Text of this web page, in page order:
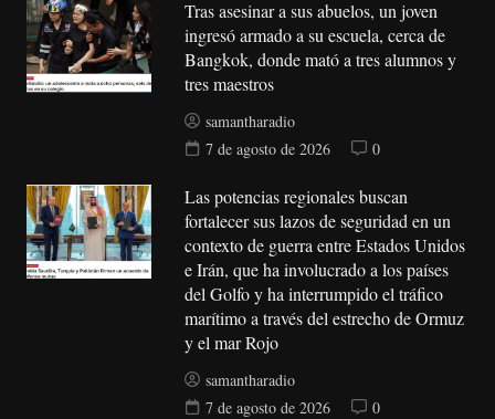
Tras asesinar a sus abuelos, un joven
ingresó armado a su escuela, cerca de
Bangkok, donde mató a tres alumnos y
tres maestros
samantharadio
7 de agosto de 2026
0
Las potencias regionales buscan
fortalecer sus lazos de seguridad en un
contexto de guerra entre Estados Unidos
e Irán, que ha involucrado a los países
del Golfo y ha interrumpido el tráfico
marítimo a través del estrecho de Ormuz
y el mar Rojo
samantharadio
7 de agosto de 2026
0